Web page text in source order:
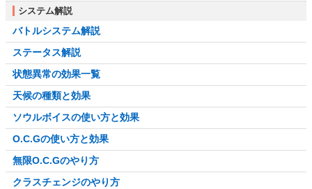
システム解説
バトルシステム解説
ステータス解説
状態異常の効果一覧
天候の種類と効果
ソウルボイスの使い方と効果
O.C.Gの使い方と効果
無限O.C.Gのやり方
クラスチェンジのやり方